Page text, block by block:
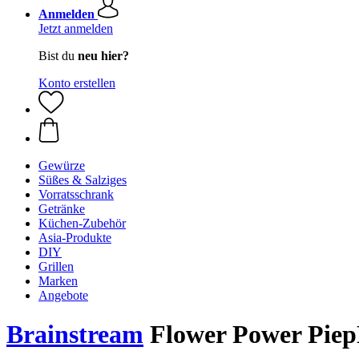
Anmelden
Jetzt anmelden
Bist du neu hier?
Konto erstellen
Gewürze
Süßes & Salziges
Vorratsschrank
Getränke
Küchen-Zubehör
Asia-Produkte
DIY
Grillen
Marken
Angebote
Brainstream Flower Power